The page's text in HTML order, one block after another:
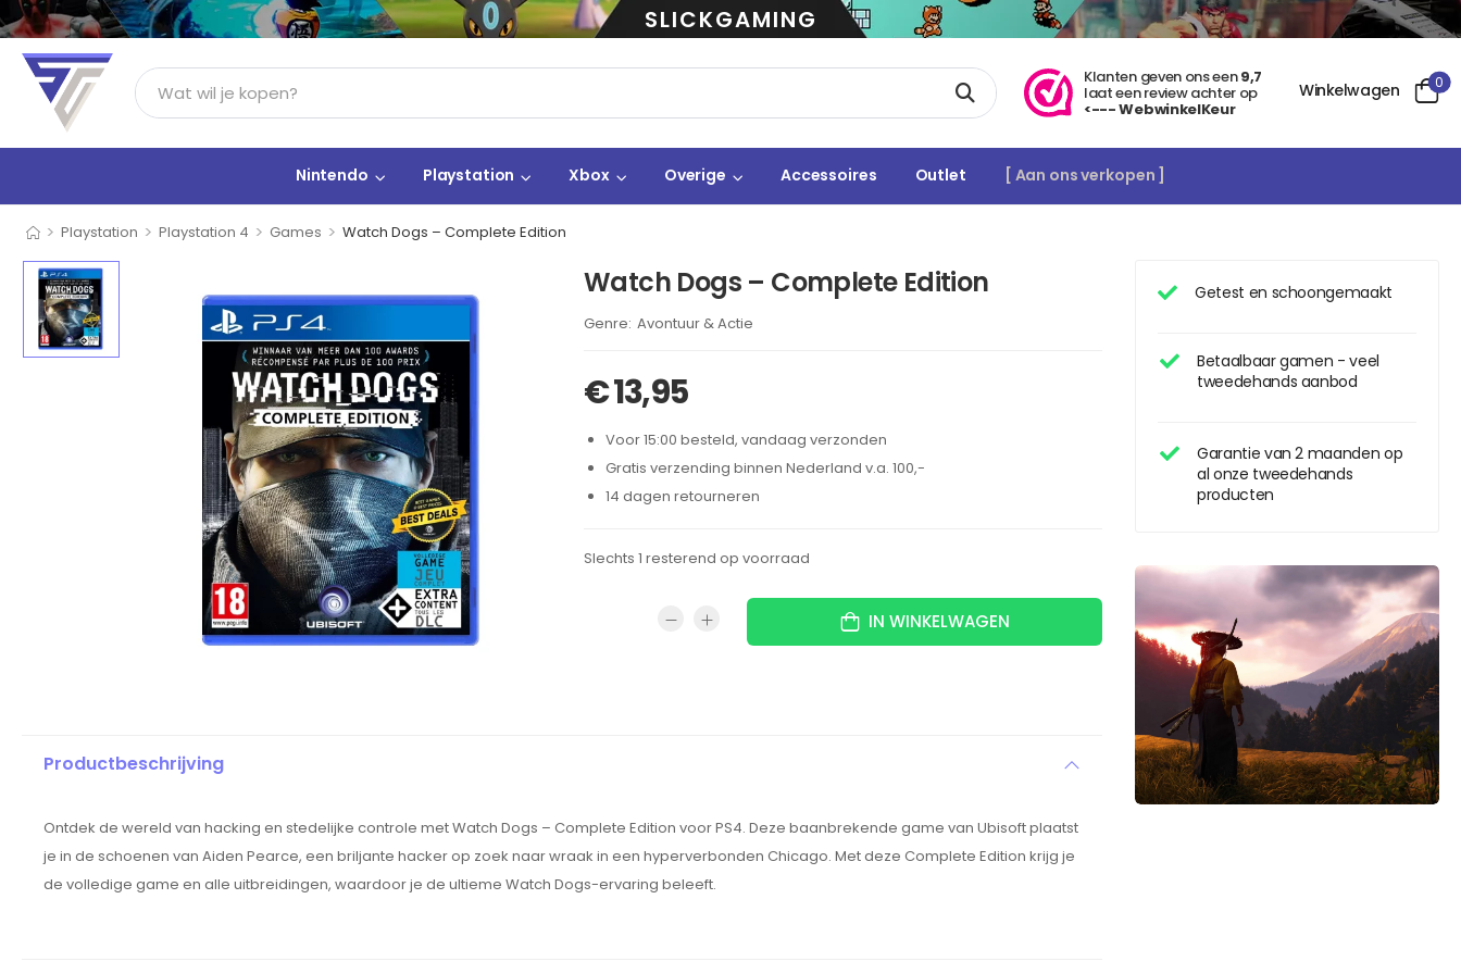
SLICKGAMING
Klanten geven ons een9,7
laat een review achter op
<--- WebwinkelKeur
Winkelwagen 0
Nintendo Playstation Xbox Overige Accessoires Outlet [ Aan ons verkopen ]
> Playstation > Playstation 4 > Games > Watch Dogs – Complete Edition
Getest en schoongemaakt
Betaalbaar gamen - veel
tweedehands aanbod
Garantie van 2 maanden op
al onze tweedehands
producten
Watch Dogs – Complete Edition
Brand:
Avontuur & Actie
€13,95
Voor 15:00 besteld, vandaag verzonden
Gratis verzending binnen Nederland v.a. 100,-
14 dagen retourneren
Slechts 1 resterend op voorraad
IN WINKELWAGEN
Productbeschrijving
Ontdek de wereld van hacking en stedelijke controle met Watch Dogs – Complete Edition voor PS4. Deze baanbrekende game van Ubisoft plaatst
je in de schoenen van Aiden Pearce, een briljante hacker op zoek naar wraak in een hyperverbonden Chicago. Met deze Complete Edition krijg je
de volledige game en alle uitbreidingen, waardoor je de ultieme Watch Dogs-ervaring beleeft.